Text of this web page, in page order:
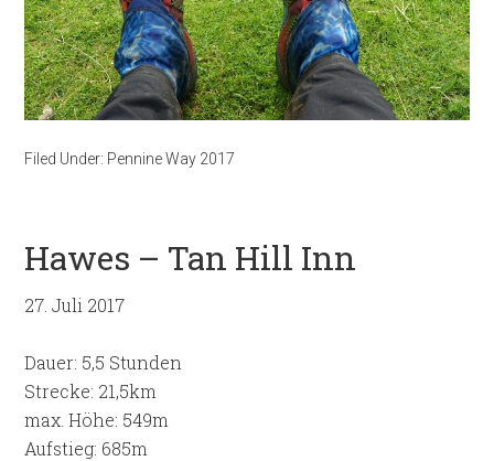
Filed Under: Pennine Way 2017
Hawes – Tan Hill Inn
27. Juli 2017
Dauer: 5,5 Stunden
Strecke: 21,5km
max. Höhe: 549m
Aufstieg: 685m